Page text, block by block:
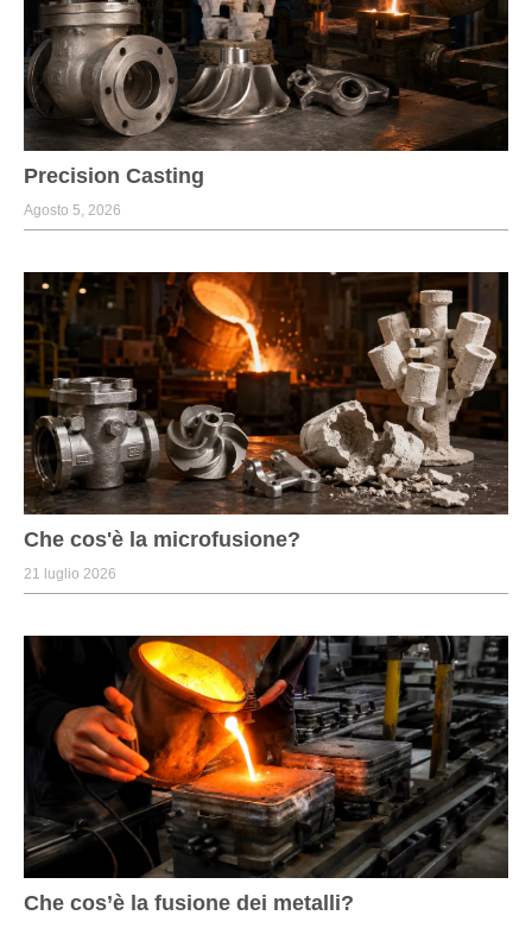
Precision Casting
Agosto 5, 2026
Che cos'è la microfusione?
21 luglio 2026
Che cos’è la fusione dei metalli?